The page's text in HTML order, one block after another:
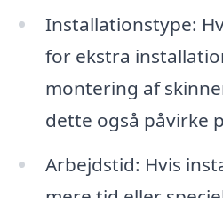
Installationstype:
for ekstra
montering af
dette også påvirke
Arbejdstid: Hvis